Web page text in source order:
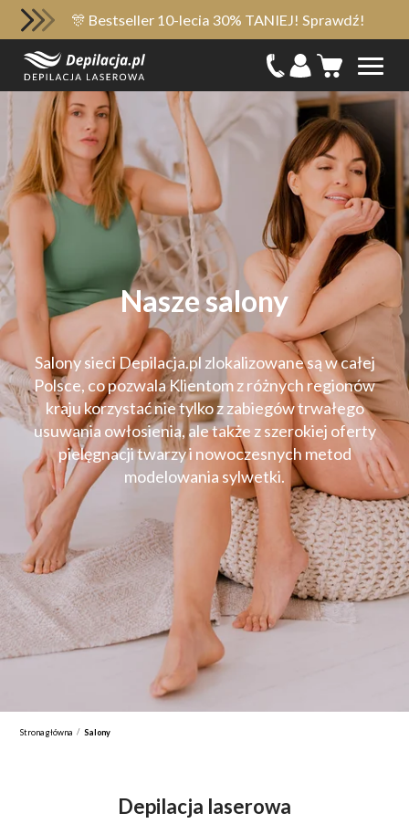
🎊 Bestseller 10-lecia 30% TANIEJ! Sprawdź!
Nasze salony
Salony sieci Depilacja.pl zlokalizowane są w całej
Polsce, co pozwala Klientom z różnych regionów
kraju korzystać nie tylko z zabiegów trwałego
usuwania owłosienia, ale także z szerokiej oferty
pielęgnacji twarzy i nowoczesnych metod
modelowania sylwetki.
Strona główna / Salony
Depilacja laserowa